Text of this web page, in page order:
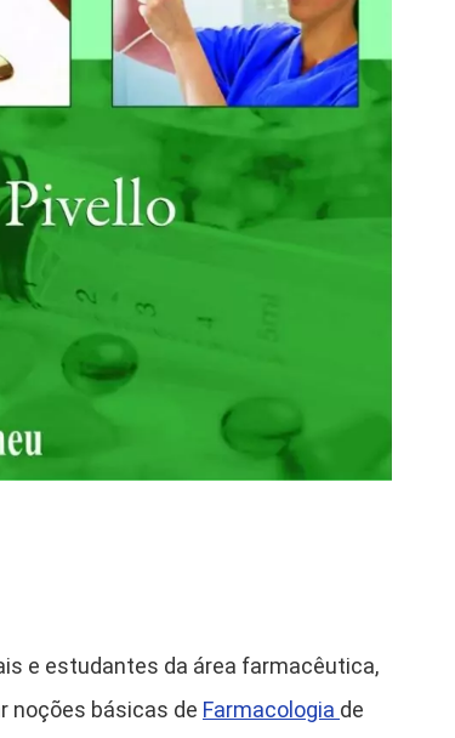
e estudantes da área farmacêutica,
noções básicas de Farmacologia de